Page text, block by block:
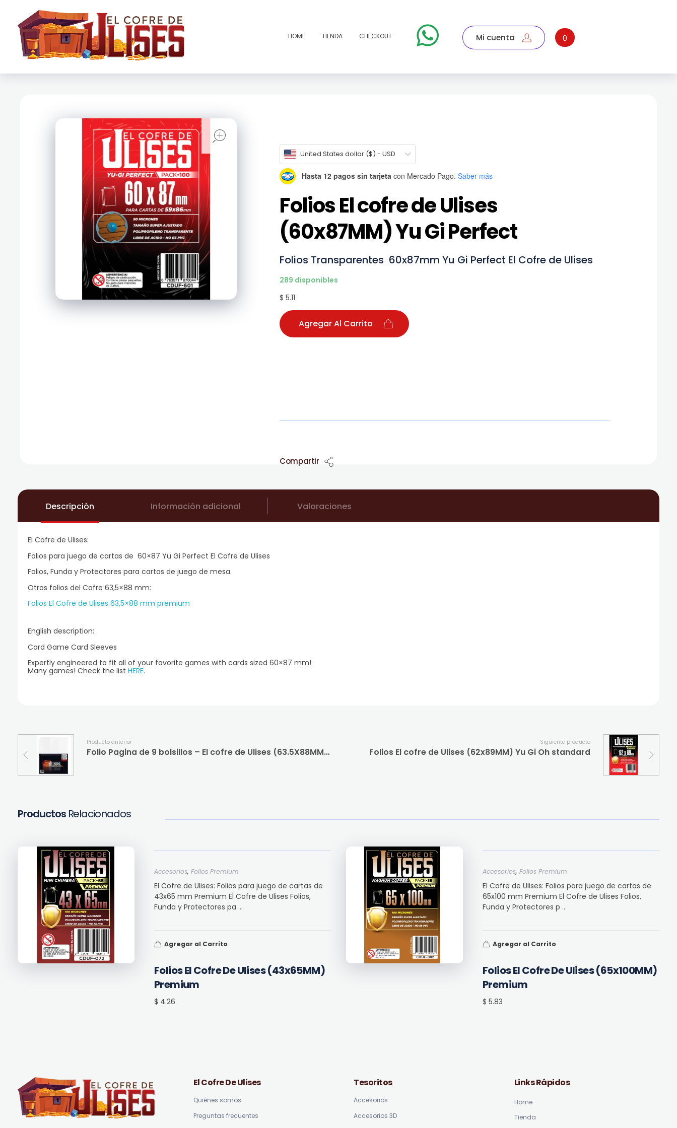
HOME TIENDA CHECKOUT Mi cuenta 0
Folios El cofre de Ulises
(60x87MM) Yu Gi Perfect
$ 5.11
United States dollar ($) - USD
Folios Transparentes 60x87mm Yu Gi Perfect El Cofre de Ulises
289 disponibles
Hasta 12 pagos sin tarjeta con Mercado Pago. Saber más
Agregar Al Carrito
Compartir
Descripción Información adicional Valoraciones
El Cofre de Ulises:
Folios para juego de cartas de 60×87 Yu Gi Perfect El Cofre de Ulises
Folios, Funda y Protectores para cartas de juego de mesa.
Otros folios del Cofre 63,5×88 mm:
Folios El Cofre de Ulises 63,5×88 mm premium
English description:
Card Game Card Sleeves
Expertly engineered to fit all of your favorite games with cards sized 60×87 mm!
Many games! Check the list HERE.
Producto anterior
Folio Pagina de 9 bolsillos – El cofre de Ulises (63.5X88MM) Premium
Siguiente producto
Folios El cofre de Ulises (62x89MM) Yu Gi Oh standard
ProductosRelacionados
Folios El Cofre De Ulises (43x65MM)
Premium
$ 4.26
Accesorios, Folios Premium
El Cofre de Ulises: Folios para juego de cartas de
43x65 mm Premium El Cofre de Ulises Folios,
Funda y Protectores pa ...
Agregar al Carrito
Folios El Cofre De Ulises (65x100MM)
Premium
$ 5.83
Accesorios, Folios Premium
El Cofre de Ulises: Folios para juego de cartas de
65x100 mm Premium El Cofre de Ulises Folios,
Funda y Protectores p ...
Agregar al Carrito
El Cofre De Ulises
Quiénes somos
Preguntas frecuentes
Tesoritos
Accesorios
Accesorios 3D
Links Rápidos
Home
Tienda